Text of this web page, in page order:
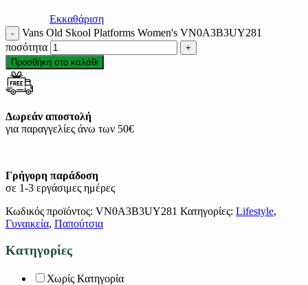
Εκκαθάριση
Vans Old Skool Platforms Women's VN0A3B3UY281
ποσότητα
Προσθήκη στο καλάθι
Δωρεάν αποστολή
για παραγγελίες άνω των 50€
Γρήγορη παράδοση
σε 1-3 εργάσιμες ημέρες
Κωδικός προϊόντος: VN0A3B3UY281 Κατηγορίες: Lifestyle,
Γυναικεία, Παπούτσια
Κατηγορίες
Χωρίς Κατηγορία